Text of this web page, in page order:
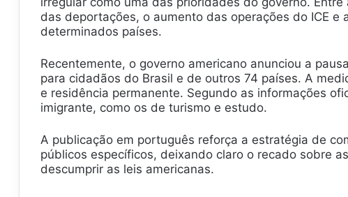
das deportações, o aumento das operações do ICE
determinados países.
Recentemente, o governo americano anunciou a
para cidadãos do Brasil e de outros 74 países. A
e residência permanente. Segundo as informações
imigrante, como os de turismo e estudo.
A publicação em português reforça a estratégia de
públicos específicos, deixando claro o recado sobre
descumprir as leis americanas.